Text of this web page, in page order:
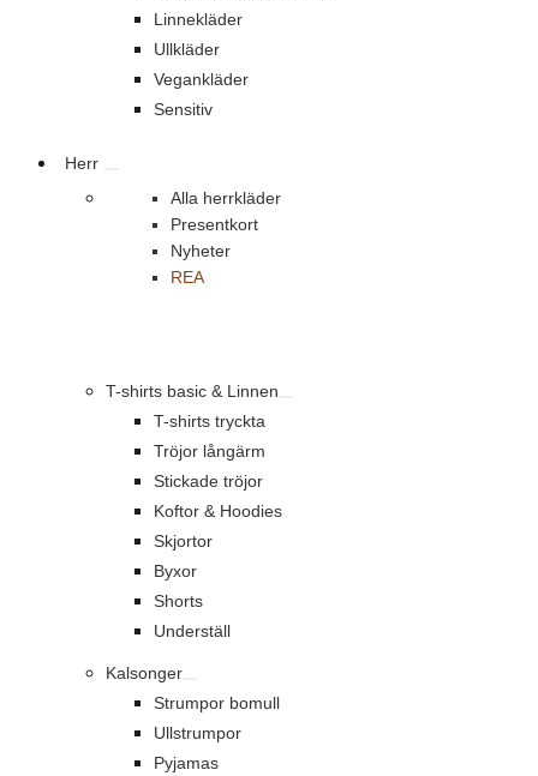
Linnekläder
Ullkläder
Vegankläder
Sensitiv
Herr
Alla herrkläder
Presentkort
Nyheter
REA
T-shirts basic & Linnen
T-shirts tryckta
Tröjor långärm
Stickade tröjor
Koftor & Hoodies
Skjortor
Byxor
Shorts
Underställ
Kalsonger
Strumpor bomull
Ullstrumpor
Pyjamas